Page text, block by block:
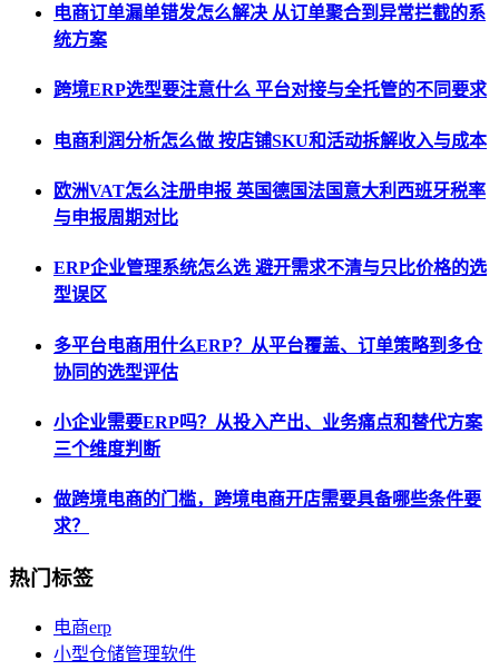
电商订单漏单错发怎么解决 从订单聚合到异常拦截的系
统方案
跨境ERP选型要注意什么 平台对接与全托管的不同要求
电商利润分析怎么做 按店铺SKU和活动拆解收入与成本
欧洲VAT怎么注册申报 英国德国法国意大利西班牙税率
与申报周期对比
ERP企业管理系统怎么选 避开需求不清与只比价格的选
型误区
多平台电商用什么ERP？从平台覆盖、订单策略到多仓
协同的选型评估
小企业需要ERP吗？从投入产出、业务痛点和替代方案
三个维度判断
做跨境电商的门槛，跨境电商开店需要具备哪些条件要
求？
热门标签
电商erp
小型仓储管理软件